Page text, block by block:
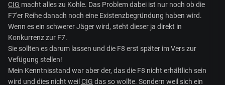
CIG macht alles zu Kohle. Das Problem dabei ist nur noch ob die
F7'er Reihe danach noch eine Existenzbegründung haben wird.
Wenn es ein schwerer Jäger wird, steht dieser ja direkt in
Konkurrenz zur F7.
Sie sollten es darum lassen und die F8 erst später im Vers zur
Vefügung stellen!
Mein Kenntnisstand war aber der, das die F8 nicht erhältlich sein
wird und dies nicht weil CIG das so wollte. Sondern weil sich ein